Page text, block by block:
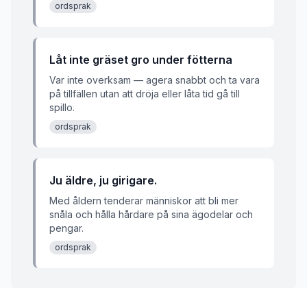
ordsprak
Låt inte gräset gro under fötterna
Var inte overksam — agera snabbt och ta vara
på tillfällen utan att dröja eller låta tid gå till
spillo.
ordsprak
Ju äldre, ju girigare.
Med åldern tenderar människor att bli mer
snåla och hålla hårdare på sina ägodelar och
pengar.
ordsprak